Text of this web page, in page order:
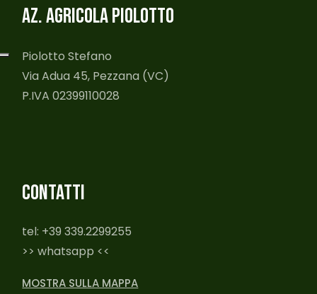
AZ. AGRICOLA PIOLOTTO
Piolotto Stefano
Via Adua 45, Pezzana (VC)
P.IVA 02399110028
CONTATTI
tel: +39 339.2299255
>> whatsapp <<
MOSTRA SULLA MAPPA